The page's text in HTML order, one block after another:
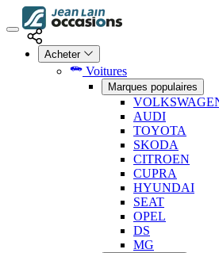
Acheter
Voitures
Marques populaires
AUDI
TOYOTA
SKODA
CITROEN
CUPRA
HYUNDAI
SEAT
OPEL
DS
MG